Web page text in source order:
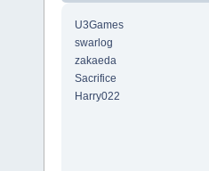
U3Games
swarlog
zakaeda
Sacrifice
Harry022